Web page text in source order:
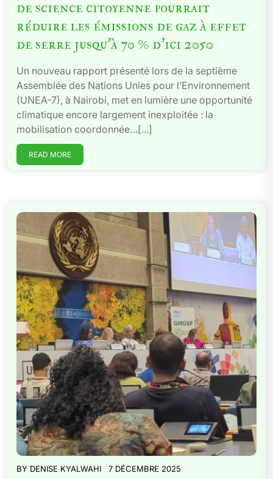
de science citoyenne pourrait
réduire les émissions de gaz à effet
de serre jusqu’à 70 % d’ici 2050
Un nouveau rapport présenté lors de la septième
Assemblée des Nations Unies pour l’Environnement
(UNEA-7), à Nairobi, met en lumière une opportunité
climatique encore largement inexploitée : la
mobilisation coordonnée…[...]
READ MORE
BY DENISE KYALWAHI 7 DÉCEMBRE 2025